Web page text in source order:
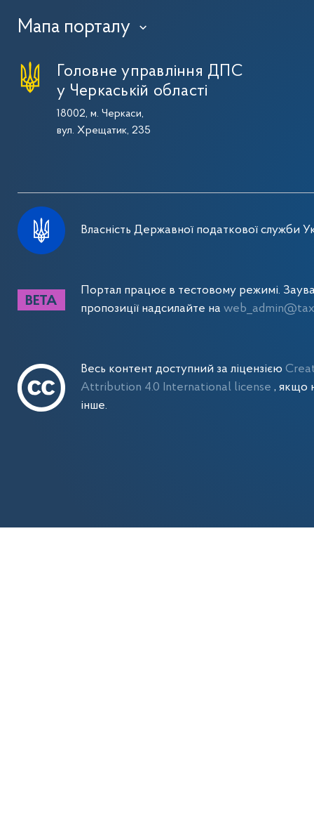
Мапа порталу ›
Головне управління ДПС
у Черкаській області
18002, м. Черкаси,
вул. Хрещатик, 235
Власність Державної податкової служби
Портал працює в тестовому режимі.
пропозиції надсилайте на
Весь контент доступний за ліцензією
Attribution 4.0 International license , якщо
інше.